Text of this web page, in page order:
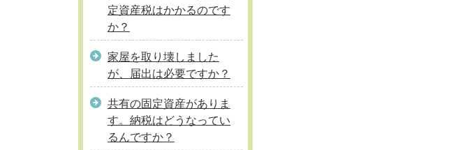
定資産税はかかるのです
か？
家屋を取り壊しました
が、届出は必要ですか？
共有の固定資産がありま
す。納税はどうなってい
るんですか？